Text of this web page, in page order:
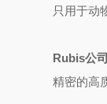
只用于动
Rubis公
精密的高